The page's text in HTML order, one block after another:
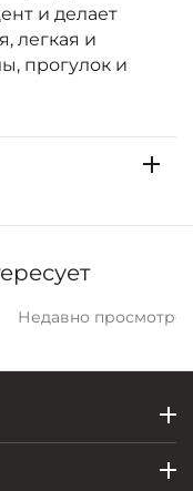
и делает
легкая и
прогулок и
Недавно